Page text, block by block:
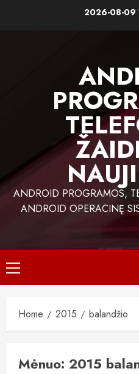
2026-08-09
ANDROID PROGRAMOS,
ANDROID OPERACINĘ
Primary
Menu
Home 2015 balandžio
Mėnuo: 2015